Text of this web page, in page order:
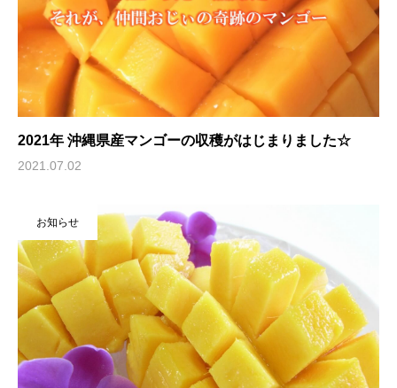
2021年 沖縄県産マンゴーの収穫がはじまりました☆
2021.07.02
お知らせ